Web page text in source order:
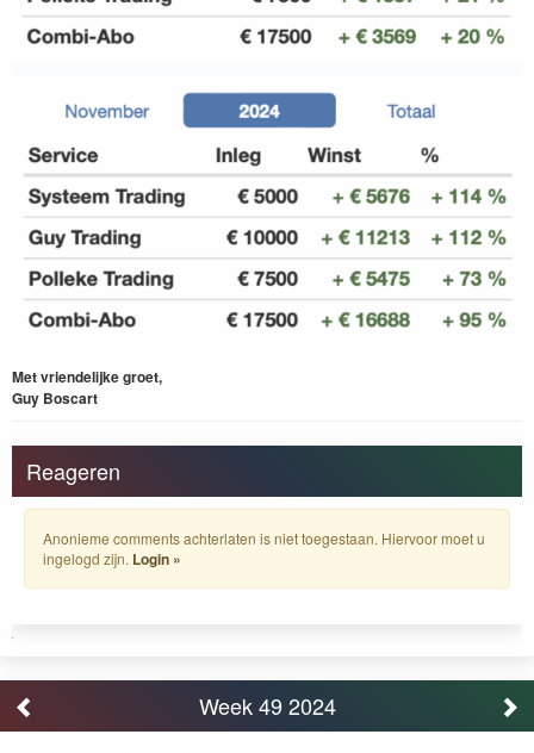
Met vriendelijke groet,
Guy Boscart
Reageren
Anonieme comments achterlaten is niet toegestaan. Hiervoor moet u
ingelogd zijn. Login »
Week 49 2024